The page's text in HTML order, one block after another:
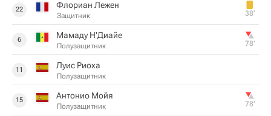
22 Флориан Лежен
Защитник 38‎’‎
6 Мамаду Н'Диайе
Полузащитник 78‎’‎
11 Луис Риоха
Полузащитник
15 Антонио Мойя
Полузащитник 78‎’‎